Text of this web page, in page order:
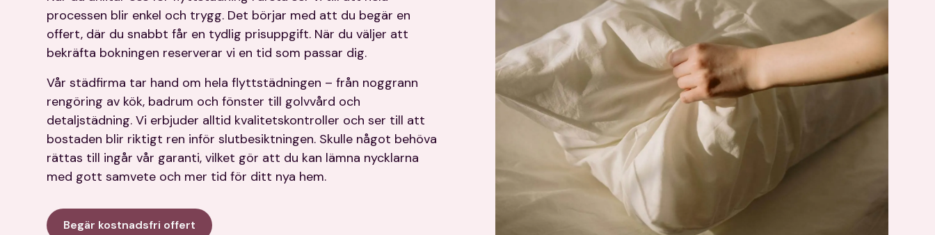
processen blir enkel och trygg. Det börjar med att du begär en
offert, där du snabbt får en tydlig prisuppgift. När du väljer att
bekräfta bokningen reserverar vi en tid som passar dig.
Vår städfirma tar hand om hela flyttstädningen – från noggrann
rengöring av kök, badrum och fönster till golvvård och
detaljstädning. Vi erbjuder alltid kvalitetskontroller och ser till att
bostaden blir riktigt ren inför slutbesiktningen. Skulle något behöva
rättas till ingår vår garanti, vilket gör att du kan lämna nycklarna
med gott samvete och mer tid för ditt nya hem.
Begär kostnadsfri offert